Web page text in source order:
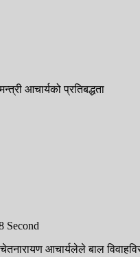
Second
आचार्यलेले बाल